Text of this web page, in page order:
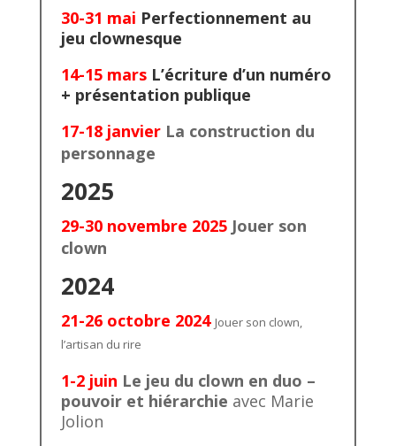
30-31 mai Perfectionnement au
jeu clownesque
14-15 marsL’écriture d’un numéro
+ présentation publique
17-18 janvier La construction du
personnage
2025
29-30 novembre 2025 Jouer son
clown
2024
21-26 octobre 2024 Jouer son clown,
l’artisan du rire
1-2 juin Le jeu du clown en duo –
pouvoir et hiérarchie avec Marie
Jolion